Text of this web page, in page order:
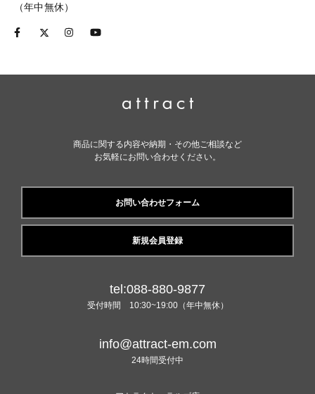
（年中無休）
商品に関する内容や納期・その他ご相談など
お気軽にお問い合わせください。
お問い合わせフォーム
新規会員登録
tel:088-880-9877
受付時間 10:30~19:00（年中無休）
info@attract-em.com
24時間受付中